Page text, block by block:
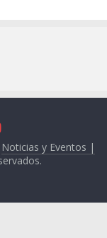
Noticias y Eventos |